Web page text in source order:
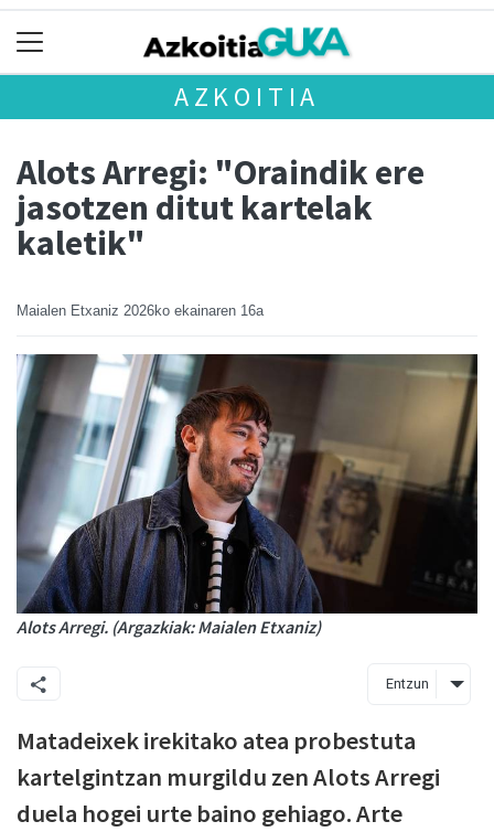
AZKOITIA
Alots Arregi: "Oraindik ere
jasotzen ditut kartelak
kaletik"
Maialen Etxaniz 2026ko ekainaren 16a
Alots Arregi. (Argazkiak: Maialen Etxaniz)
Entzun
Matadeixek irekitako atea probestuta
kartelgintzan murgildu zen Alots Arregi
duela hogei urte baino gehiago. Arte